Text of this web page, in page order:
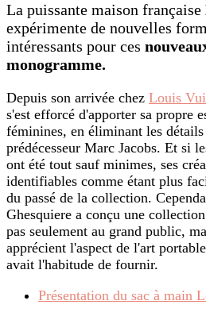
La puissante maison française
expérimente de nouvelles
intéressants pour ces
monogramme.
Depuis son arrivée chez Louis
s'est efforcé d'apporter sa propre
féminines, en éliminant les
prédécesseur Marc Jacobs. Et si
ont été tout sauf minimes, ses
identifiables comme étant plus
du passé de la collection.
Ghesquiere a conçu une
pas seulement au grand public,
apprécient l'aspect de l'art
avait l'habitude de fournir.
Présentation du sac à main